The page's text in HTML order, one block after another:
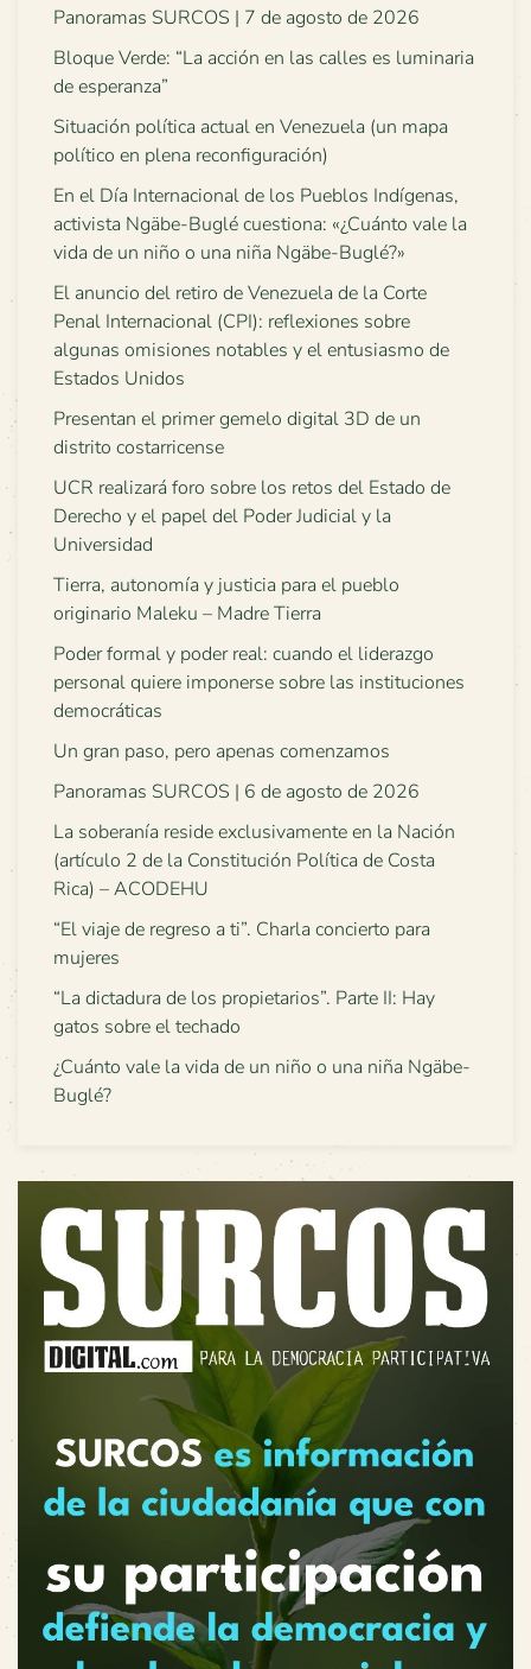
Panoramas SURCOS | 7 de agosto de 2026
Bloque Verde: “La acción en las calles es luminaria
de esperanza”
Situación política actual en Venezuela (un mapa
político en plena reconfiguración)
En el Día Internacional de los Pueblos Indígenas,
activista Ngäbe-Buglé cuestiona: «¿Cuánto vale la
vida de un niño o una niña Ngäbe-Buglé?»
El anuncio del retiro de Venezuela de la Corte
Penal Internacional (CPI): reflexiones sobre
algunas omisiones notables y el entusiasmo de
Estados Unidos
Presentan el primer gemelo digital 3D de un
distrito costarricense
UCR realizará foro sobre los retos del Estado de
Derecho y el papel del Poder Judicial y la
Universidad
Tierra, autonomía y justicia para el pueblo
originario Maleku – Madre Tierra
Poder formal y poder real: cuando el liderazgo
personal quiere imponerse sobre las instituciones
democráticas
Un gran paso, pero apenas comenzamos
Panoramas SURCOS | 6 de agosto de 2026
La soberanía reside exclusivamente en la Nación
(artículo 2 de la Constitución Política de Costa
Rica) – ACODEHU
“El viaje de regreso a ti”. Charla concierto para
mujeres
“La dictadura de los propietarios”. Parte II: Hay
gatos sobre el techado
¿Cuánto vale la vida de un niño o una niña Ngäbe-
Buglé?